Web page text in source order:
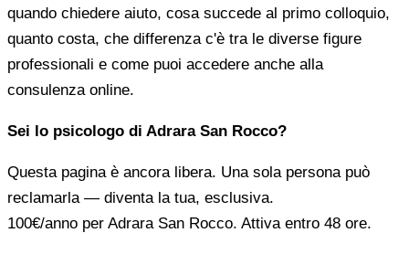
quando chiedere aiuto, cosa succede al primo colloquio,
quanto costa, che differenza c'è tra le diverse figure
professionali e come puoi accedere anche alla
consulenza online.
Sei lo psicologo di Adrara San Rocco?
Questa pagina è ancora libera. Una sola persona può
reclamarla — diventa la tua, esclusiva.
100€/anno per Adrara San Rocco. Attiva entro 48 ore.